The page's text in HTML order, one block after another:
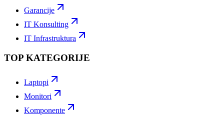
Garancije
IT Konsulting
IT Infrastruktura
TOP KATEGORIJE
Laptopi
Monitori
Komponente